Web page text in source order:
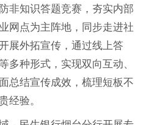
非知识答题竞赛，夯实内部
网点为主阵地，同步走进社
展外拓宣传，通过线上答
多种形式，实现双向互动、
总结宣传成效，梳理短板不
经验。